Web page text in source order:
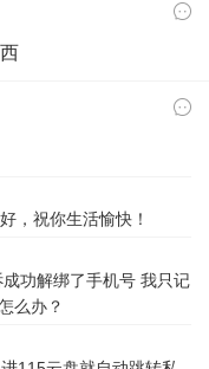
，祝你生活愉快！
功解绑了手机号 我只记
么办？